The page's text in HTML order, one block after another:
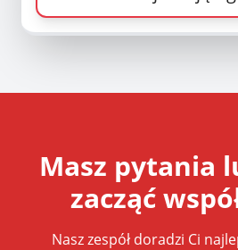
Masz pytania
zacząć
Nasz zespół doradzi Ci